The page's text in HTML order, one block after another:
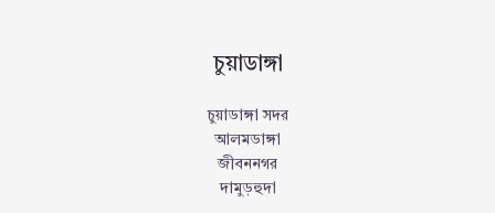
চুয়াডাঙ্গা
চুয়াডাঙ্গা সদর
আলমডাঙ্গা
জীবননগর
দামুড়হুদা